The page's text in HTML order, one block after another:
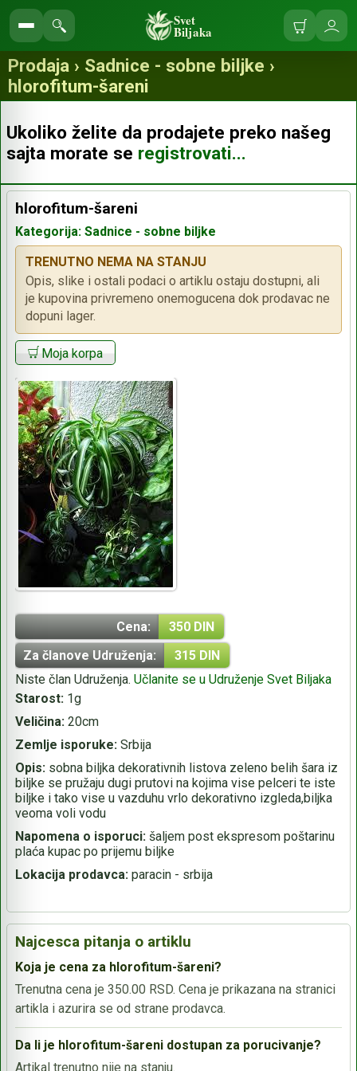
Pretraga
prodavnice
Svet
Biljaka Korpa
se
Prodaja › Sadnice - sobne biljke ›
hlorofitum-šareni
Ukoliko želite da prodajete preko našeg
sajta morate se registrovati...
hlorofitum-šareni
Kategorija: Sadnice - sobne biljke
TRENUTNO NEMA NA STANJU
Opis, slike i ostali podaci o artiklu ostaju dostupni, ali
je kupovina privremeno onemogucena dok prodavac ne
dopuni lager.
Moja korpa
Cena:
350 DIN
Za članove Udruženja:
315 DIN
Niste član Udruženja. Učlanite se u Udruženje Svet Biljaka
Starost: 1g
Veličina: 20cm
Zemlje isporuke: Srbija
Opis: sobna biljka dekorativnih listova zeleno belih šara iz
biljke se pružaju dugi prutovi na kojima vise pelceri te iste
biljke i tako vise u vazduhu vrlo dekorativno izgleda,biljka
veoma voli vodu
Napomena o isporuci: šaljem post ekspresom poštarinu
plaća kupac po prijemu biljke
Lokacija prodavca: paracin - srbija
Najcesca pitanja o artiklu
Koja je cena za hlorofitum-šareni?
Trenutna cena je 350.00 RSD. Cena je prikazana na stranici
artikla i azurira se od strane prodavca.
Da li je hlorofitum-šareni dostupan za porucivanje?
Artikal trenutno nije na stanju.